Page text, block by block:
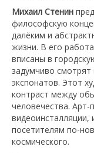
Михаил Стенин
философскую
далёким и
жизни. В его
вписаны в
задумчиво смотрят
экспонатов. Этот
контраст между
человечества.
видеоинсталляции,
посетителям по-
космического.